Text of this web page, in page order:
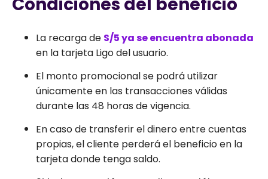
La recarga de S/5 ya se encuentra abonada
en la tarjeta Ligo del usuario.
El monto promocional se podrá utilizar
únicamente en las transacciones válidas
durante las 48 horas de vigencia.
En caso de transferir el dinero entre cuentas
propias, el cliente perderá el beneficio en la
tarjeta donde tenga saldo.